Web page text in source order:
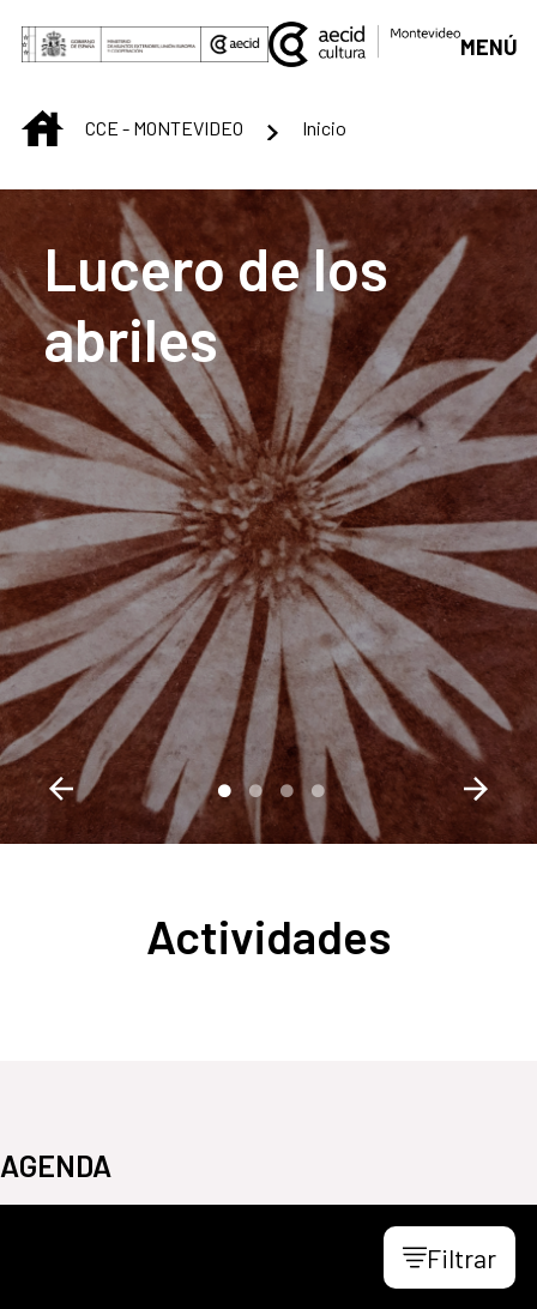
Saltar al contenido principal
MENÚ
INICIOCCE - MONTEVIDEO Inicio
Centro Cultural de
Lucero de los
abriles
Actividades
AGENDA
Filtrar